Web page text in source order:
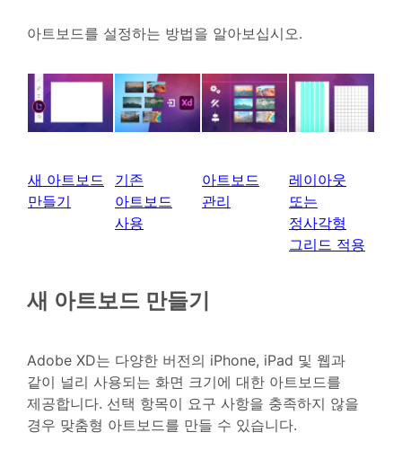
아트보드를 설정하는 방법을 알아보십시오.
새 아트보드
만들기
기존
아트보드
사용
아트보드
관리
레이아웃
또는
정사각형
그리드 적용
새 아트보드 만들기
Adobe XD는 다양한 버전의 iPhone, iPad 및 웹과
같이 널리 사용되는 화면 크기에 대한 아트보드를
제공합니다. 선택 항목이 요구 사항을 충족하지 않을
경우 맞춤형 아트보드를 만들 수 있습니다.